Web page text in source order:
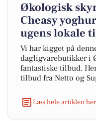
Økologisk
Cheasy
ugens lokale
Vi har kigget på
dagligvarebutikker i
fantastiske tilbud.
tilbud fra Netto og
Læs hele artiklen her